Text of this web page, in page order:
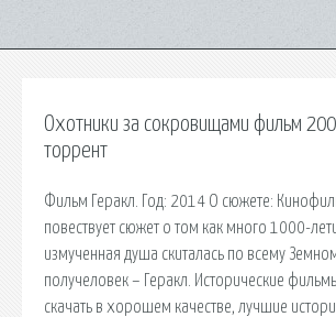
Охотники за сокровищами фильм
торрент
Фильм Геракл. Год: 2014 О сюжете:
повествует сюжет о том как много 1000-
измученная душа скиталась по всему
получеловек – Геракл. Исторические
скачать в хорошем качестве, лучшие